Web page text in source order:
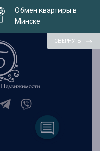
Обмен квартиры в
Минске
СВЕРНУТЬ